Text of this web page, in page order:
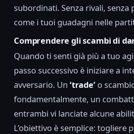
subordinati. Senza rivali, senza
come i tuoi guadagni nelle
Comprendere gli scambi di
Quando ti senti già più a tuo
passo successivo è iniziare a
avversario. Un ‘trade’ o
fondamentalmente, un
entrambi vi lanciate alcune
L’obiettivo è semplice: togliere